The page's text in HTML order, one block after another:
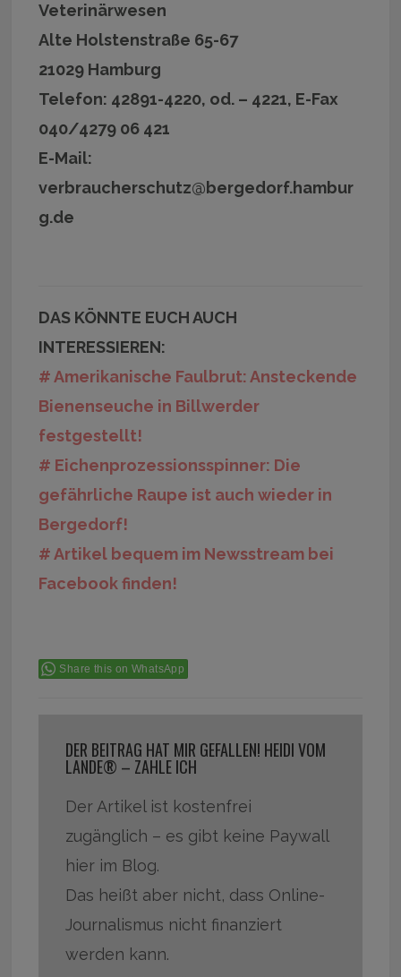
Veterinärwesen
Alte Holstenstraße 65-67
21029 Hamburg
Telefon: 42891-4220, od. – 4221, E-Fax
040/4279 06 421
E-Mail:
verbraucherschutz@bergedorf.hambur
g.de
DAS KÖNNTE EUCH AUCH
INTERESSIEREN:
# Amerikanische Faulbrut: Ansteckende
Bienenseuche in Billwerder
festgestellt!
# Eichenprozessionsspinner: Die
gefährliche Raupe ist auch wieder in
Bergedorf!
# Artikel bequem im Newsstream bei
Facebook finden!
Share this on WhatsApp
DER BEITRAG HAT MIR GEFALLEN! HEIDI VOM
LANDE® – ZAHLE ICH
Der Artikel ist kostenfrei
zugänglich – es gibt keine Paywall
hier im Blog.
Das heißt aber nicht, dass Online-
Journalismus nicht finanziert
werden kann.